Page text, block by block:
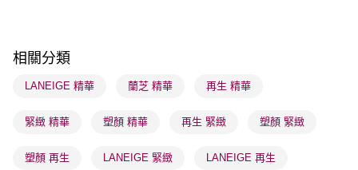
每筆HK$65.00，滿HK$300.00或以上免運費
順豐站及營業點 - 確認發貨後1-3個工作天送達
物流公司進行物流配送
相關分類
LANEIGE 精華 蘭芝 精華 再生 精華
緊緻 精華 塑顏 精華 再生 緊緻 塑顏 緊緻
塑顏 再生 LANEIGE 緊緻 LANEIGE 再生